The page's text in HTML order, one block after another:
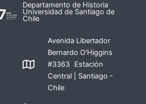
Departamento de Historia
Universidad de Santiago de
Chile
Avenida Libertador
Bernardo O'Higgins
#3363 Estación
Central | Santiago -
Chile